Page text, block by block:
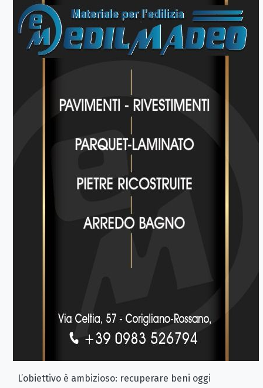
L’obiettivo è ambizioso: recuperare beni oggi